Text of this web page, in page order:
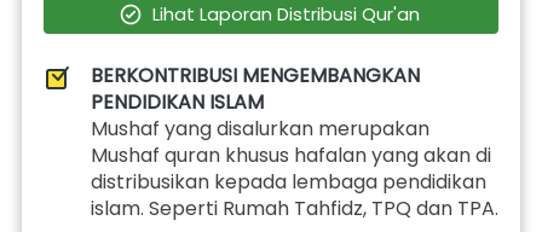
` Lihat Laporan Distribusi Qur'an
BERKONTRIBUSI MENGEMBANGKAN
PENDIDIKAN ISLAM
Mushaf yang disalurkan merupakan
Mushaf quran khusus hafalan yang akan di
distribusikan kepada lembaga pendidikan
islam. Seperti Rumah Tahfidz, TPQ dan TPA.